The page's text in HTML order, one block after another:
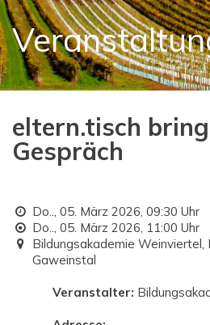
eltern.tisch
Gespräch
Do.., 05. März 2026, 09:30 Uhr
Do.., 05. März 2026, 11:00 Uhr
Bildungsakademie Weinviertel,
Gaweinstal
Veranstalter: